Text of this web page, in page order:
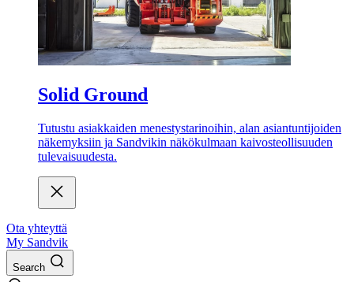
Solid Ground
Tutustu asiakkaiden menestystarinoihin, alan asiantuntijoiden
näkemyksiin ja Sandvikin näkökulmaan kaivosteollisuuden
tulevaisuudesta.
Ota yhteyttä
My Sandvik
Search